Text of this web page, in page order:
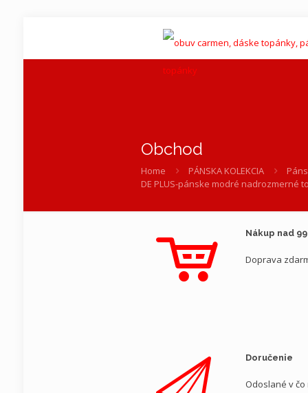
Obchod
Home PÁNSKA KOLEKCIA
DE PLUS-pánske modré nadrozmerné
Nákup nad
Doprava
Doručenie
Odoslané v